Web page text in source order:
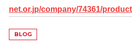
net.or.jp/company/74361/
BLOG